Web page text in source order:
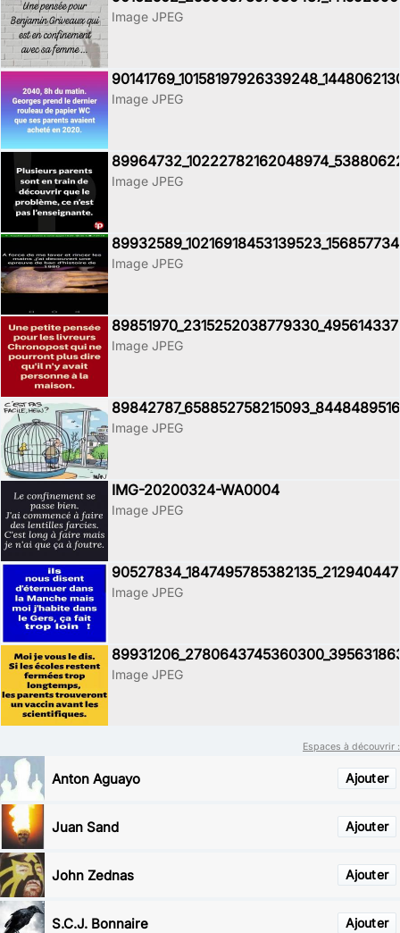
Image JPEG
Image JPEG
Image JPEG
Image JPEG
Image JPEG
Image JPEG
IMG-20200324-WA0004
Image JPEG
Image JPEG
Image JPEG
Espaces à découvrir :
Ajouter
Anton Aguayo
Ajouter
Juan Sand
Ajouter
John Zednas
Ajouter
S.C.J. Bonnaire